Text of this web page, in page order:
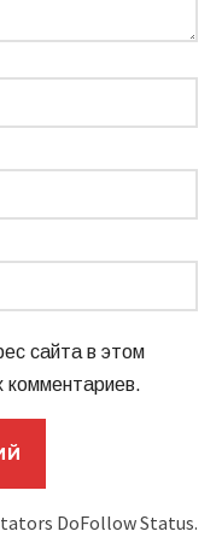
сайта в этом
DoFollow Status.